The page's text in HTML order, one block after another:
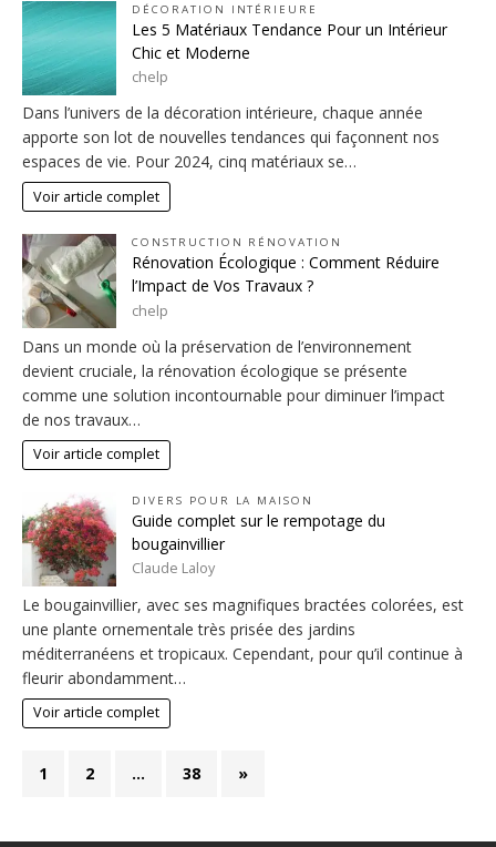
DÉCORATION INTÉRIEURE
Les 5 Matériaux Tendance Pour un Intérieur
Chic et Moderne
chelp
Dans l’univers de la décoration intérieure, chaque année
apporte son lot de nouvelles tendances qui façonnent nos
espaces de vie. Pour 2024, cinq matériaux se…
Voir article complet
CONSTRUCTION RÉNOVATION
Rénovation Écologique : Comment Réduire
l’Impact de Vos Travaux ?
chelp
Dans un monde où la préservation de l’environnement
devient cruciale, la rénovation écologique se présente
comme une solution incontournable pour diminuer l’impact
de nos travaux…
Voir article complet
DIVERS POUR LA MAISON
Guide complet sur le rempotage du
bougainvillier
Claude Laloy
Le bougainvillier, avec ses magnifiques bractées colorées, est
une plante ornementale très prisée des jardins
méditerranéens et tropicaux. Cependant, pour qu’il continue à
fleurir abondamment…
Voir article complet
1 2 … 38 »